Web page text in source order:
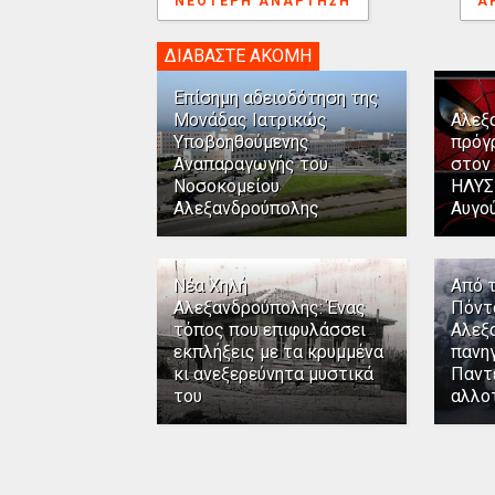
ΔΙΑΒΑΣΤΕ ΑΚΟΜΗ
Επίσημη αδειοδότηση της
Μονάδας Ιατρικώς
Υποβοηθούμενης
Αναπαραγωγής του
Νοσοκομείου
Αλεξανδρούπολης
στον
Νέα Χηλή
Αλεξανδρούπολης: Ένας
τόπος που επιφυλάσσει
εκπλήξεις με τα κρυμμένα
κι ανεξερεύνητα μυστικά
του
Από